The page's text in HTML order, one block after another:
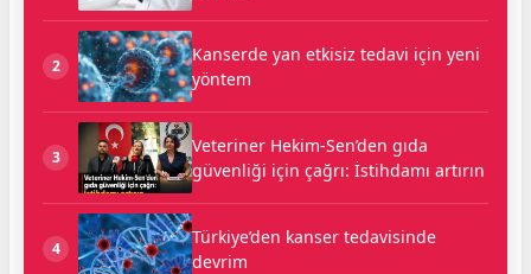
2
Kanserde yan etkisiz tedavi için yeni
yöntem
3
Veteriner Hekim-Sen’den gıda
güvenliği için çağrı: İstihdamı artırın
4
Türkiye’den kanser tedavisinde
devrim